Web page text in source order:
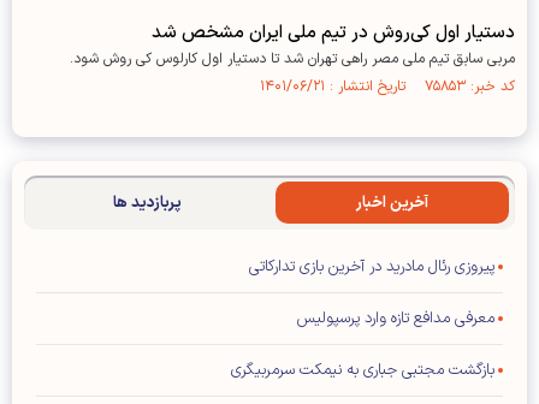
دستیار اول کی‌روش در تیم ملی ایران مشخص شد
مربی سابق تیم ملی مصر راهی تهران شد تا دستیار اول کارلوس کی روش شود.
کد خبر: ۷۵۸۵۳ تاریخ انتشار : ۱۴۰۱/۰۶/۲۱
آخرین اخبار پربازدید ها
پیروزی رئال مادرید در آخرین بازی تدارکاتی
معرفی مدافع تازه وارد پرسپولیس
بازگشت مجتبی جباری به نیمکت سرمربیگری